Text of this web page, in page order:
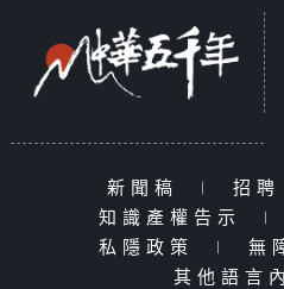
新聞稿 | 招聘
知識產權告示
|
私隱政策
| 無
其他語言